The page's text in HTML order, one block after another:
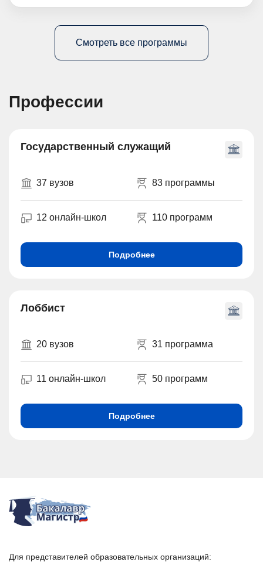
Смотреть все программы
Профессии
Государственный служащий
37 вузов 83 программы
12 онлайн-школ 110 программ
Подробнее
Лоббист
20 вузов 31 программа
11 онлайн-школ 50 программ
Подробнее
Для представителей образовательных организаций: